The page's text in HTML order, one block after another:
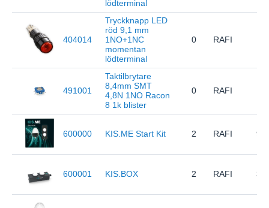
lödterminal
404014
Tryckknapp LED
röd 9,1 mm
1NO+1NC
momentan
lödterminal
0 RAFI
491001
Taktilbrytare
8,4mm SMT
4,8N 1NO Racon
8 1k blister
0 RAFI
600000 KIS.ME Start Kit 2 RAFI
600001 KIS.BOX 2 RAFI